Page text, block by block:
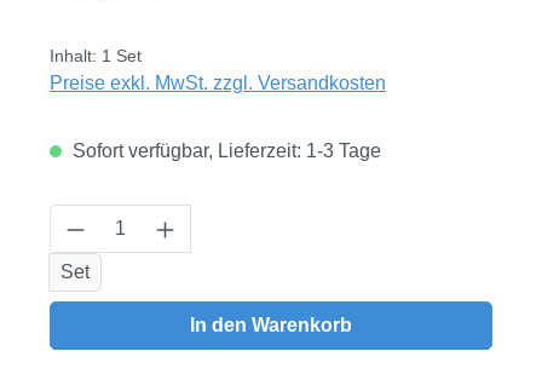
Inhalt: 1 Set
Preise exkl. MwSt. zzgl. Versandkosten
Sofort verfügbar, Lieferzeit: 1-3 Tage
Produkt Anzahl: Gib den gewünschten
Set
In den Warenkorb